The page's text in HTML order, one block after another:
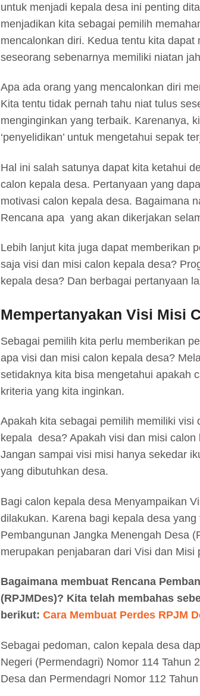
untuk menjadi kepala desa ini penting
menjadikan kita sebagai pemilih
mencalonkan diri. Kedua tentu kita
seseorang sebenarnya memiliki niatan
Apa ada orang yang mencalonkan diri
Kita tentu tidak pernah tahu niat tulus
menginginkan yang terbaik. Karenanya,
‘penyelidikan’ untuk mengetahui sepak
Hal ini salah satunya dapat kita ketahui
calon kepala desa. Pertanyaan yang
motivasi calon kepala desa. Bagaimana
Rencana apa yang akan dikerjakan
Lebih lanjut kita juga dapat memberikan
saja visi dan misi calon kepala desa?
kepala desa? Dan berbagai pertanyaan
Mempertanyakan Visi Misi
Sebagai pemilih kita perlu memberikan
apa visi dan misi calon kepala desa?
setidaknya kita bisa mengetahui apakah
kriteria yang kita inginkan.
Apakah kita sebagai pemilih memiliki visi
kepala desa? Apakah visi dan misi
Jangan sampai visi misi hanya sekedar
yang dibutuhkan desa.
Bagi calon kepala desa Menyampaikan
dilakukan. Karena bagi kepala desa
Pembangunan Jangka Menengah Desa
merupakan penjabaran dari Visi dan
Bagaimana membuat Rencana
(RPJMDes)? Kita telah membahas
berikut: Cara Membuat Perdes RPJM
Sebagai pedoman, calon kepala desa
Negeri (Permendagri) Nomor 114 Tahun
Desa dan Permendagri Nomor 112